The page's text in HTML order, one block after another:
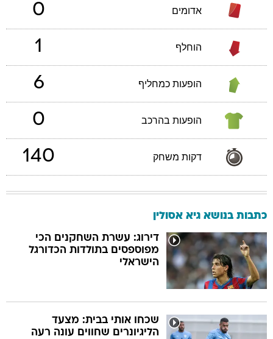
אדומים 0
הוחלף 1
הופעות כמחליף 6
הופעות בהרכב 0
דקות משחק 140
כתבות בנושא גיא אסולין
דירוג: עשרת השחקנים הכי
מפוספסים בתולדות הכדורגל
הישראלי
שכחו אותי בבית: מצעד
הליגיונרים שחווים עונה רעה